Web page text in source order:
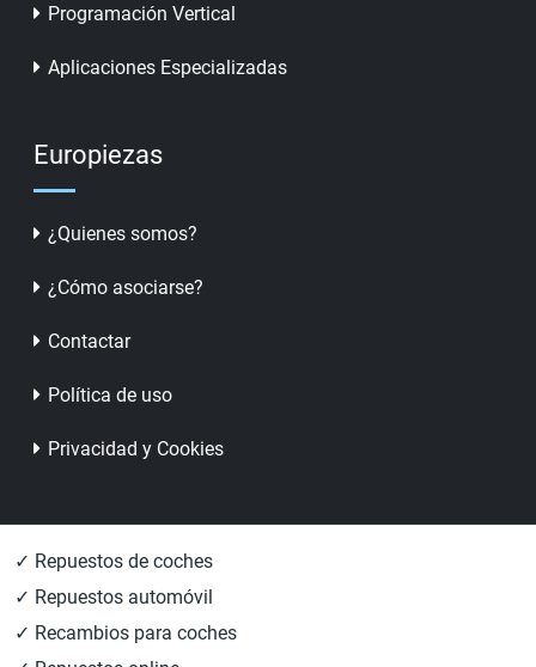
Programación Vertical
Aplicaciones Especializadas
Europiezas
¿Quienes somos?
¿Cómo asociarse?
Contactar
Política de uso
Privacidad y Cookies
✓ Repuestos de coches
✓ Repuestos automóvil
✓ Recambios para coches